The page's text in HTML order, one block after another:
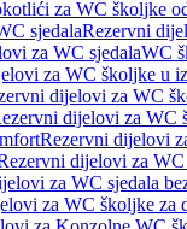
za WC školjke
sjedalaRezervni
za WC sjedalaWC
za WC školjke u
dijelovi za WC
dijelovi za WC
Rezervni dijelovi
dijelovi za WC
za WC sjedala
za WC školjke za